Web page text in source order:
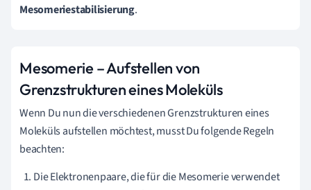
Mesomeriestabilisierung.
Mesomerie –Aufstellen von
Grenzstrukturen eines Moleküls
Wenn Du nun die verschiedenen Grenzstrukturen eines
Moleküls aufstellen möchtest, musst Du folgende Regeln
beachten:
Die Elektronenpaare, die für die Mesomerie verwendet